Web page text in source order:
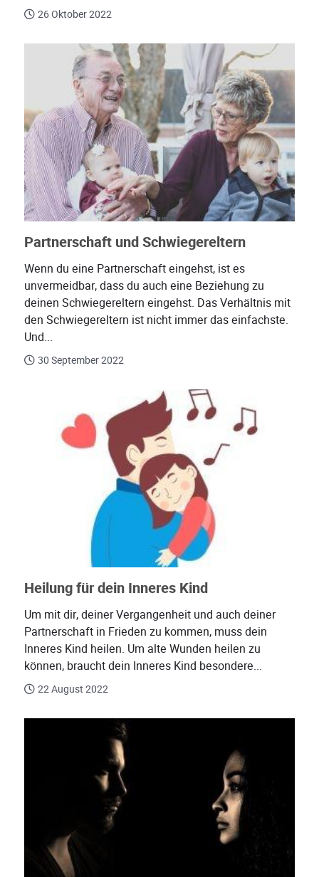
26 Oktober 2022
Partnerschaft und Schwiegereltern
Wenn du eine Partnerschaft eingehst, ist es
unvermeidbar, dass du auch eine Beziehung zu
deinen Schwiegereltern eingehst. Das Verhältnis mit
den Schwiegereltern ist nicht immer das einfachste.
Und...
30 September 2022
Heilung für dein Inneres Kind
Um mit dir, deiner Vergangenheit und auch deiner
Partnerschaft in Frieden zu kommen, muss dein
Inneres Kind heilen. Um alte Wunden heilen zu
können, braucht dein Inneres Kind besondere...
22 August 2022